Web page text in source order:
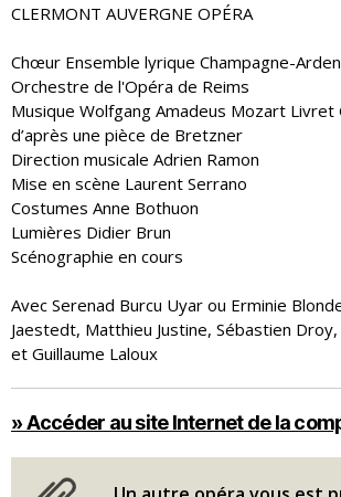
CLERMONT AUVERGNE OPÉRA
Chœur Ensemble lyrique Champagne-
Orchestre de l'Opéra de Reims
Musique Wolfgang Amadeus Mozart Livret
d’après une pièce de Bretzner
Direction musicale Adrien Ramon
Mise en scène Laurent Serrano
Costumes Anne Bothuon
Lumières Didier Brun
Scénographie en cours
Avec Serenad Burcu Uyar ou Erminie
Jaestedt, Matthieu Justine, Sébastien
et Guillaume Laloux
» Accéder au site Internet de la